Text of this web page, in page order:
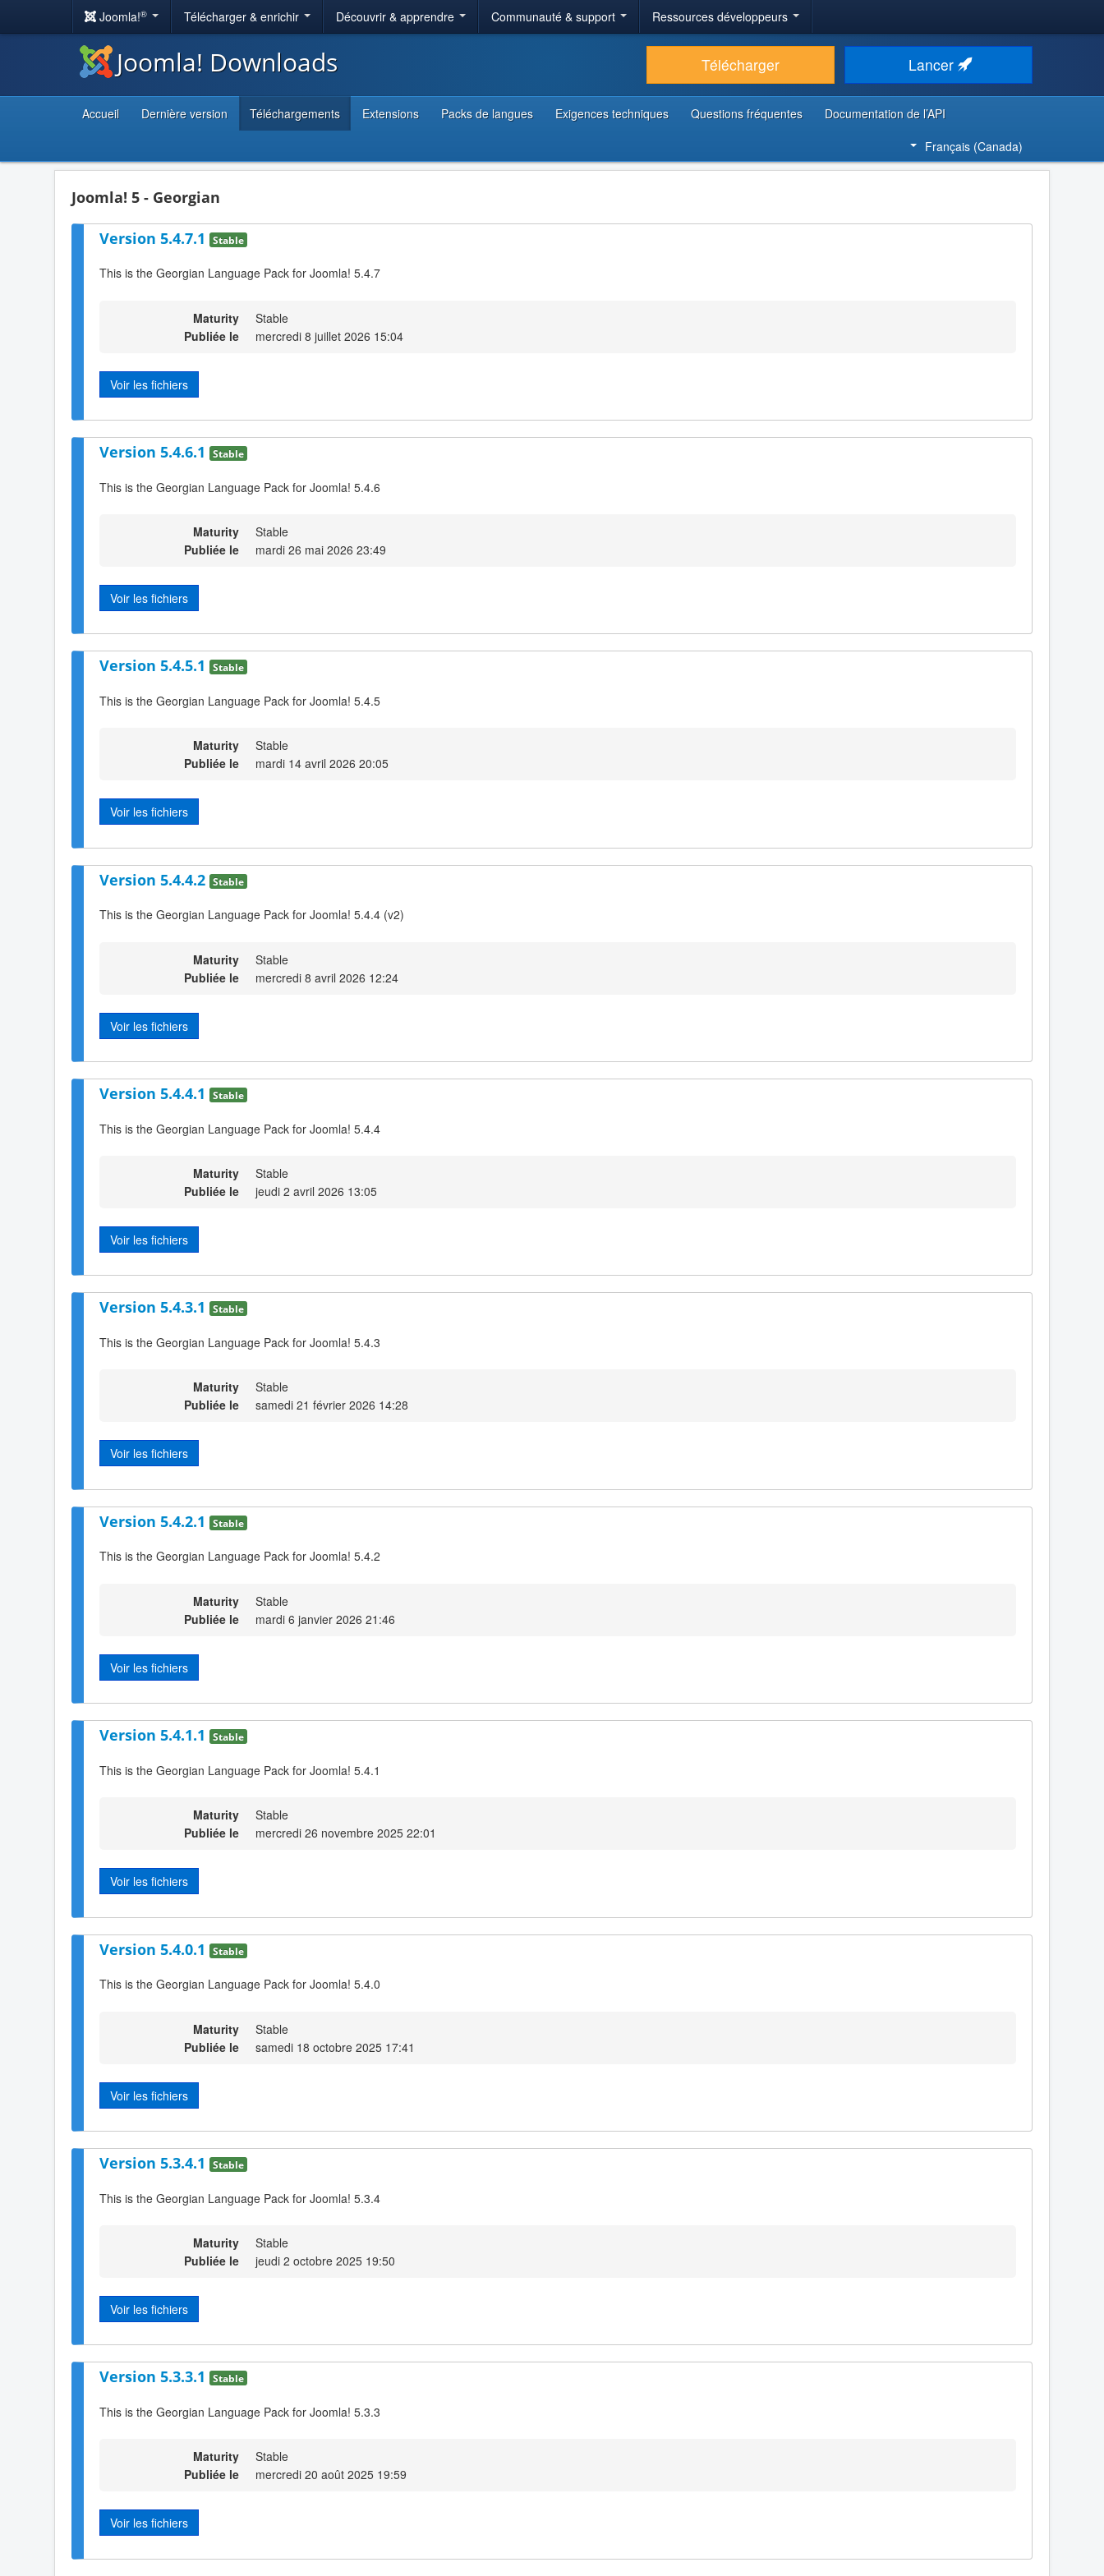
Joomla!® Télécharger & enrichir Découvrir & apprendre Communauté & support Ressources développeurs
Joomla! Downloads Télécharger Lancer
Accueil Dernière version Téléchargements Extensions Packs de langues Exigences techniques Questions fréquentes
Documentation de l’API
Français (Canada)
Joomla! 5 - Georgian
Version 5.4.7.1 Stable
This is the Georgian Language Pack for Joomla! 5.4.7
Maturity
Stable
Publiée le
mercredi 8 juillet 2026 15:04
Voir les fichiers
Version 5.4.6.1 Stable
This is the Georgian Language Pack for Joomla! 5.4.6
Maturity
Stable
Publiée le
mardi 26 mai 2026 23:49
Voir les fichiers
Version 5.4.5.1 Stable
This is the Georgian Language Pack for Joomla! 5.4.5
Maturity
Stable
Publiée le
mardi 14 avril 2026 20:05
Voir les fichiers
Version 5.4.4.2 Stable
This is the Georgian Language Pack for Joomla! 5.4.4 (v2)
Maturity
Stable
Publiée le
mercredi 8 avril 2026 12:24
Voir les fichiers
Version 5.4.4.1 Stable
This is the Georgian Language Pack for Joomla! 5.4.4
Maturity
Stable
Publiée le
jeudi 2 avril 2026 13:05
Voir les fichiers
Version 5.4.3.1 Stable
This is the Georgian Language Pack for Joomla! 5.4.3
Maturity
Stable
Publiée le
samedi 21 février 2026 14:28
Voir les fichiers
Version 5.4.2.1 Stable
This is the Georgian Language Pack for Joomla! 5.4.2
Maturity
Stable
Publiée le
mardi 6 janvier 2026 21:46
Voir les fichiers
Version 5.4.1.1 Stable
This is the Georgian Language Pack for Joomla! 5.4.1
Maturity
Stable
Publiée le
mercredi 26 novembre 2025 22:01
Voir les fichiers
Version 5.4.0.1 Stable
This is the Georgian Language Pack for Joomla! 5.4.0
Maturity
Stable
Publiée le
samedi 18 octobre 2025 17:41
Voir les fichiers
Version 5.3.4.1 Stable
This is the Georgian Language Pack for Joomla! 5.3.4
Maturity
Stable
Publiée le
jeudi 2 octobre 2025 19:50
Voir les fichiers
Version 5.3.3.1 Stable
This is the Georgian Language Pack for Joomla! 5.3.3
Maturity
Stable
Publiée le
mercredi 20 août 2025 19:59
Voir les fichiers